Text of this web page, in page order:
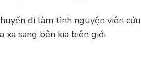
đi làm tình nguyện viên cứu
xa sang bên kia biên giới